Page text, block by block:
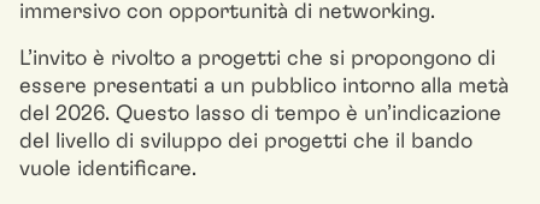
immersivo con opportunità di networking.
L’invito è rivolto a progetti che si propongono di
essere presentati a un pubblico intorno alla metà
del 2026. Questo lasso di tempo è un’indicazione
del livello di sviluppo dei progetti che il bando
vuole identificare.